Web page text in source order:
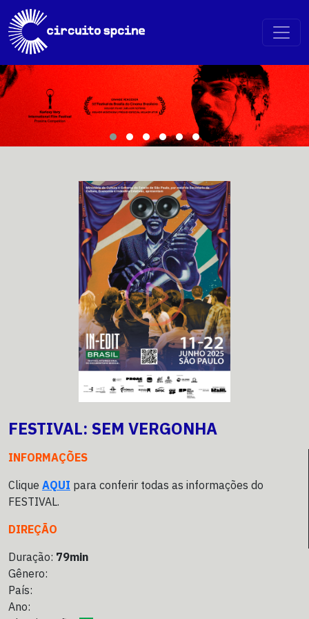
FESTIVAL: SEM VERGONHA
INFORMAÇÕES
Clique AQUI para conferir todas as informações do
FESTIVAL.
DIREÇÃO
Duração: 79min
Gênero:
País:
Ano: